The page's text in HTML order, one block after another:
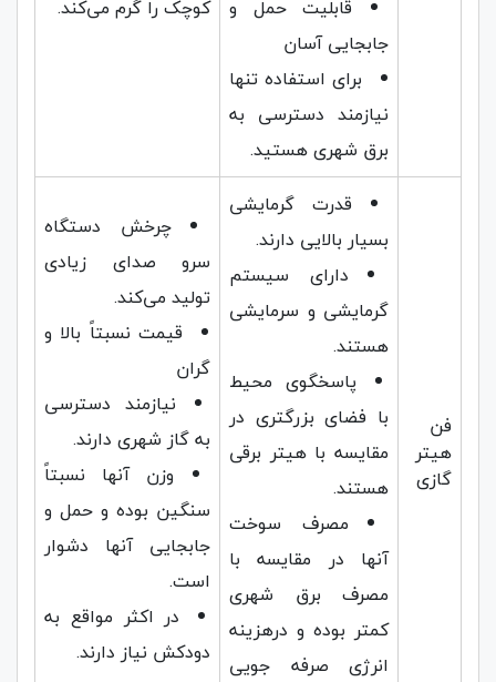
قابلیت حمل و
جابجایی آسان
برای استفاده تنها
نیازمند دسترسی به
برق شهری هستید.
کوچک را گرم می‌کند.
فن
هیتر
گازی
قدرت گرمایشی
بسیار بالایی دارند.
دارای سیستم
گرمایشی و سرمایشی
هستند.
پاسخگوی محیط‌
با فضای بزرگتری در
مقایسه با هیتر برقی
هستند.
مصرف سوخت
آنها در مقایسه با
مصرف برق شهری
کمتر بوده و درهزینه
انرژی صرفه جویی
چرخش دستگاه
سرو صدای زیادی
تولید می‌کند.
قیمت نسبتاً بالا و
گران
نیازمند دسترسی
به گاز شهری دارند.
وزن آنها نسبتاً
سنگین بوده و حمل و
جابجایی آنها دشوار
است.
در اکثر مواقع به
دودکش نیاز دارند.